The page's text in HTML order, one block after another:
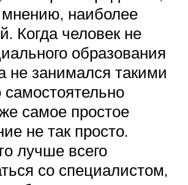
наиболее
Когда человек не
образования
не занимался такими
самое простое
не так просто.
лучше всего
со специалистом,